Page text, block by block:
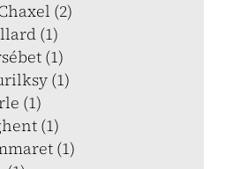
(2)
(1)
(1)
(1)
(1)
(1)
(1)